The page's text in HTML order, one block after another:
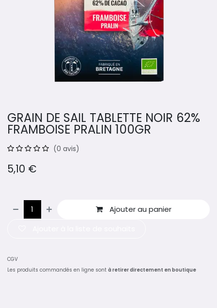
GRAIN DE SAIL TABLETTE NOIR 62%
FRAMBOISE PRALIN 100GR
(0 avis)
5,10 €
Ajouter au panier
CGV
Les produits commandés en ligne sont à retirer directement en boutique